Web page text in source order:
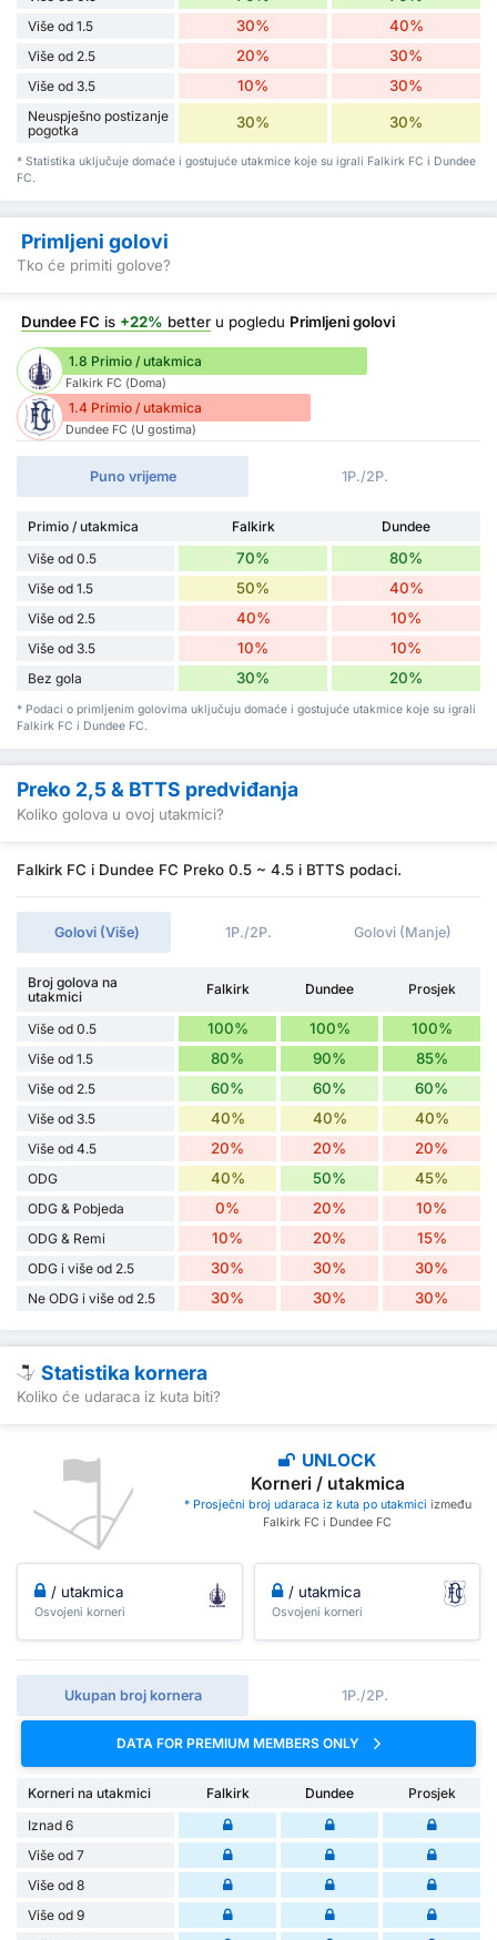
Više od 1.5 30% 40%
Više od 2.5 20% 30%
Više od 3.5 10% 30%
Neuspješno postizanje
pogotka
30% 30%
* Statistika uključuje domaće i gostujuće utakmice koje su igrali Falkirk FC i Dundee
FC.
Primljeni golovi
Tko će primiti golove?
Dundee FC is +22% better u pogledu Primljeni golovi
1.8 Primio / utakmica
Falkirk FC (Doma)
1.4 Primio / utakmica
Dundee FC (U gostima)
Puno vrijeme 1P./2P.
Primio / utakmica Falkirk
Dundee
Više od 0.5
70% 80%
Više od 1.5 50% 40%
Više od 2.5 40% 10%
Više od 3.5 10% 10%
Bez gola 30% 20%
* Podaci o primljenim golovima uključuju domaće i gostujuće utakmice koje su igrali
Falkirk FC i Dundee FC.
Preko 2,5 & BTTS predviđanja
Koliko golova u ovoj utakmici?
Falkirk FC i Dundee FC Preko 0.5 ~ 4.5 i BTTS podaci.
Golovi (Više) 1P./2P. Golovi (Manje)
Broj golova na
utakmici
Falkirk Dundee Prosjek
Više od 0.5 100% 100% 100%
Više od 1.5 80% 90% 85%
Više od 2.5 60% 60% 60%
Više od 3.5 40% 40% 40%
Više od 4.5 20% 20% 20%
ODG 40% 50% 45%
ODG & Pobjeda 0% 20% 10%
ODG & Remi 10% 20% 15%
ODG i više od 2.5 30% 30% 30%
Ne ODG i više od 2.5 30% 30% 30%
Statistika kornera
Koliko će udaraca iz kuta biti?
UNLOCK
Korneri / utakmica
* Prosječni broj udaraca iz kuta po utakmici između
Falkirk FC i Dundee FC
/ utakmica
Osvojeni korneri
/ utakmica
Osvojeni korneri
Ukupan broj kornera 1P./2P.
DATA FOR PREMIUM MEMBERS ONLY
Korneri na utakmici Falkirk Dundee
Prosjek
Iznad 6
Više od 7
Više od 8
Više od 9